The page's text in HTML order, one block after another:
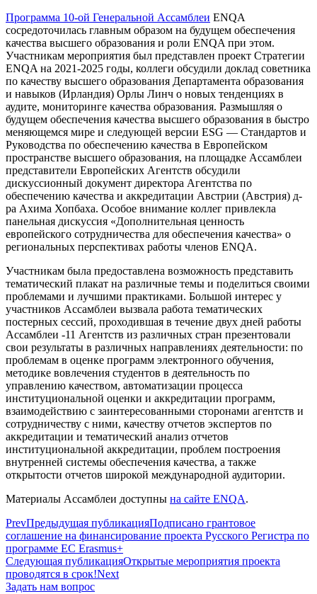
Программа 10-ой Генеральной Ассамблеи ENQA
сосредоточилась главным образом на будущем обеспечения
качества высшего образования и роли ENQA при этом.
Участникам мероприятия был представлен проект Стратегии
ENQA на 2021-2025 годы, коллеги обсудили доклад советника
по качеству высшего образования Департамента образования
и навыков (Ирландия) Орлы Линч о новых тенденциях в
аудите, мониторинге качества образования. Размышляя о
будущем обеспечения качества высшего образования в быстро
меняющемся мире и следующей версии ESG — Стандартов и
Руководства по обеспечению качества в Европейском
пространстве высшего образования, на площадке Ассамблеи
представители Европейских Агентств обсудили
дискуссионный документ директора Агентства по
обеспечению качества и аккредитации Австрии (Австрия) д-
ра Ахима Хопбаха. Особое внимание коллег привлекла
панельная дискуссия «Дополнительная ценность
европейского сотрудничества для обеспечения качества» о
региональных перспективах работы членов ENQA.
Участникам была предоставлена возможность представить
тематический плакат на различные темы и поделиться своими
проблемами и лучшими практиками. Большой интерес у
участников Ассамблеи вызвала работа тематических
постерных сессий, проходившая в течение двух дней работы
Ассамблеи -11 Агентств из различных стран презентовали
свои результаты в различных направлениях деятельности: по
проблемам в оценке программ электронного обучения,
методике вовлечения студентов в деятельность по
управлению качеством, автоматизации процесса
институциональной оценки и аккредитации программ,
взаимодействию с заинтересованными сторонами агентств и
сотрудничеству с ними, качеству отчетов экспертов по
аккредитации и тематический анализ отчетов
институциональной аккредитации, проблем построения
внутренней системы обеспечения качества, а также
открытости отчетов широкой международной аудитории.
Материалы Ассамблеи доступны на сайте ENQA.
PrevПредыдущая публикацияПодписано грантовое
соглашение на финансирование проекта Русского Регистра по
программе EC Erasmus+
Следующая публикацияОткрытые мероприятия проекта
проводятся в срок!Next
Задать нам вопрос